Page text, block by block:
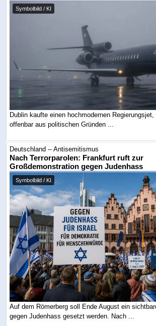
Symbolbild / KI
Dublin kaufte einen hochmodernen
offenbar aus politischen Gründen ...
Deutschland -- Antisemitismus
Nach Terrorparolen: Frankfurt ruft zur
Großdemonstration gegen Judenhass
Symbolbild / KI
Auf dem Römerberg soll Ende August ein
gegen Judenhass gesetzt werden. Nach ...